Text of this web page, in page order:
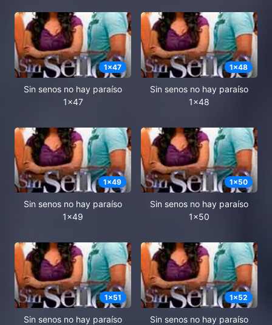
1x47
Sin senos no hay paraíso
1x47
1x48
Sin senos no hay paraíso
1x48
1x49
Sin senos no hay paraíso
1x49
1x50
Sin senos no hay paraíso
1x50
1x51
Sin senos no hay paraíso
1x52
Sin senos no hay paraíso